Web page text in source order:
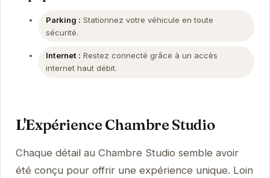
Parking : Stationnez votre véhicule en toute
sécurité.
Internet : Restez connecté grâce à un accès
internet haut débit.
L'Expérience Chambre Studio
Chaque détail au Chambre Studio semble avoir
été conçu pour offrir une expérience unique. Loin